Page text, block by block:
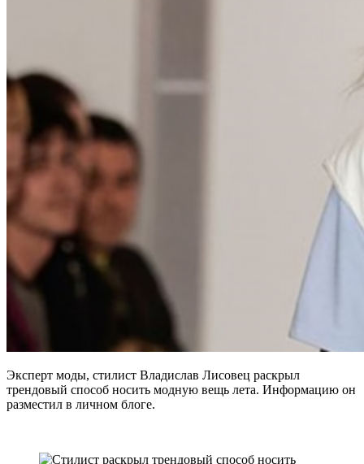
Эксперт моды, стилист Владислав Лисовец раскрыл
трендовый способ носить модную вещь лета. Информацию он
разместил в личном блоге.